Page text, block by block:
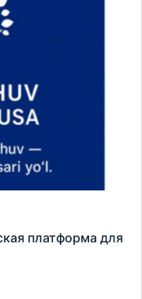
платформа для